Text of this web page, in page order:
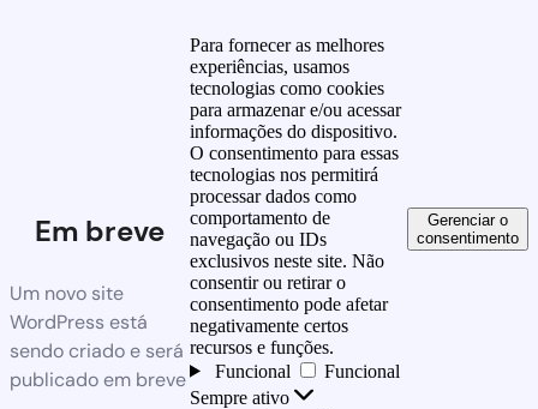
Em breve
Um novo site
WordPress está
sendo criado e será
publicado em breve
Para fornecer as melhores
experiências, usamos
tecnologias como cookies
para armazenar e/ou acessar
informações do dispositivo.
O consentimento para essas
tecnologias nos permitirá
processar dados como
comportamento de
navegação ou IDs
exclusivos neste site. Não
consentir ou retirar o
consentimento pode afetar
negativamente certos
recursos e funções.
Funcional
Funcional
Sempre ativo
Gerenciar o
consentimento